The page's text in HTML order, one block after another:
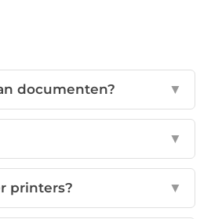
documenten? ▼
▼
printers? ▼